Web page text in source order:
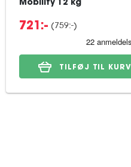
Mobility 12 kg
721:- (759:-)
TILFØJ TIL KURV